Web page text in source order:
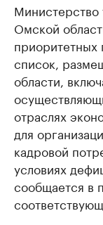
Министерство
Омской
приоритетных
список,
области,
отраслях
для
кадровой
условиях
сообщается в